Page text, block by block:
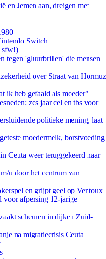
en Jemen aan, dreigen met
Switch
sfw!)
tegen 'gluurbrillen' die mensen
over Straat van Hormuz
ik heb gefaald als moeder"
zes jaar cel en tbs voor
politieke mening, laat
moedermelk, borstvoeding
Ceuta weer teruggekeerd naar
u door het centrum van
en grijpt geel op Ventoux
voor afpersing 12-jarige
scheuren in dijken Zuid-
na migratiecrisis Ceuta